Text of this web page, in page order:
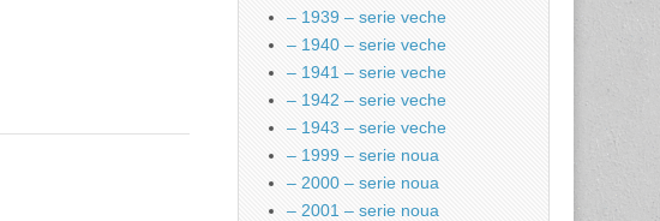
– 1939 – serie veche
– 1940 – serie veche
– 1941 – serie veche
– 1942 – serie veche
– 1943 – serie veche
– 1999 – serie noua
– 2000 – serie noua
– 2001 – serie noua